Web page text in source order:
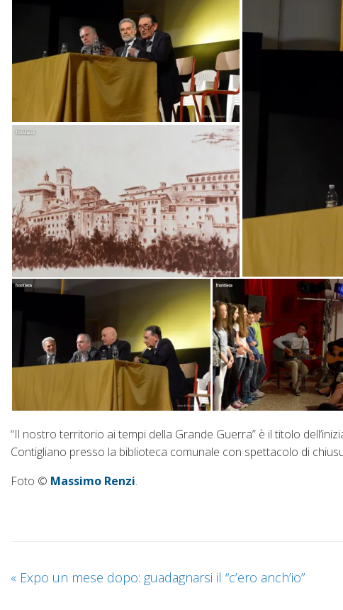
“Il nostro territorio ai tempi della Grande Guerra” è il titolo
Contigliano presso la biblioteca comunale con spettacolo di
Foto © Massimo Renzi.
« Expo un mese dopo: guadagnarsi il “c’ero anch’io”